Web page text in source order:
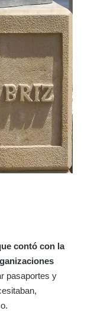
contó con la
pasaportes y